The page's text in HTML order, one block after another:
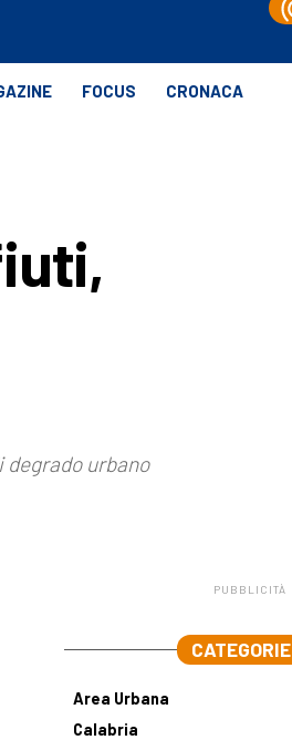
FOCUS CRONACA
urbano
PUBBLICITÀ
CATEGORIE
Area Urbana
Calabria